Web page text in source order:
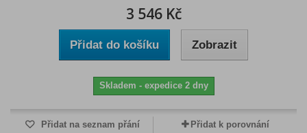
3 546 Kč
Přidat do košíku Zobrazit
Skladem - expedice 2 dny
Přidat na seznam přání Přidat k porovnání